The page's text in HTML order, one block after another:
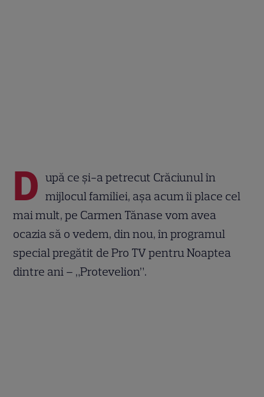
D upă ce și-a petrecut Crăciunul în
mijlocul familiei, așa acum îi place cel
mai mult, pe Carmen Tănase vom avea
ocazia să o vedem, din nou, în programul
special pregătit de Pro TV pentru Noaptea
dintre ani – „Protevelion”.